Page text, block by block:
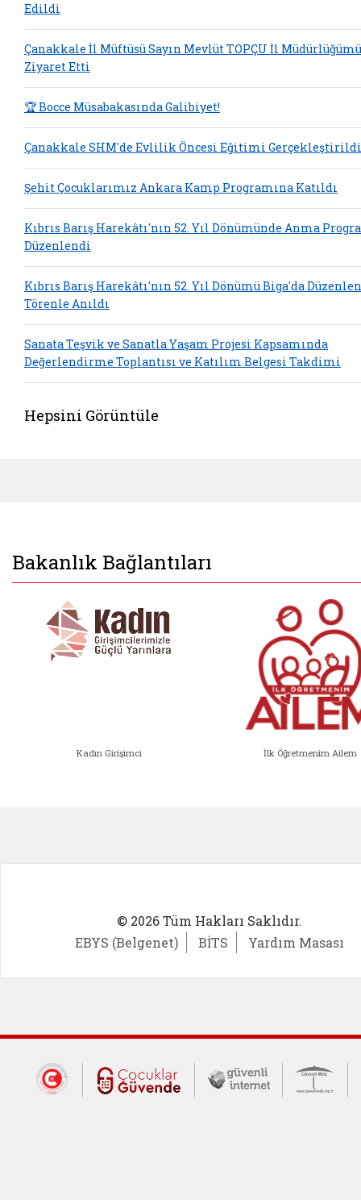
Edildi
Çanakkale İl Müftüsü Sayın Mevlüt TOPÇU İl
Ziyaret Etti
🏆 Bocce Müsabakasında Galibiyet!
Çanakkale SHM'de Evlilik Öncesi Eğitimi Gerçekleştirildi
Şehit Çocuklarımız Ankara Kamp Programına Katıldı
Kıbrıs Barış Harekâtı'nın 52. Yıl Dönümünde Anma
Düzenlendi
Kıbrıs Barış Harekâtı'nın 52. Yıl Dönümü Biga'da
Törenle Anıldı
Sanata Teşvik ve Sanatla Yaşam Projesi Kapsamında
Değerlendirme Toplantısı ve Katılım Belgesi Takdimi
Hepsini Görüntüle
Bakanlık Bağlantıları
Kadın Girişimci İlk Öğretmenim Ailem
© 2026 Tüm Hakları Saklıdır.
EBYS (Belgenet)
BİTS Yardım Masası
Dış Bağlantılar
Cumhurbaşkanlığı İletişim Merkezi
Çocuklar Güvende (yeni
Güvenli